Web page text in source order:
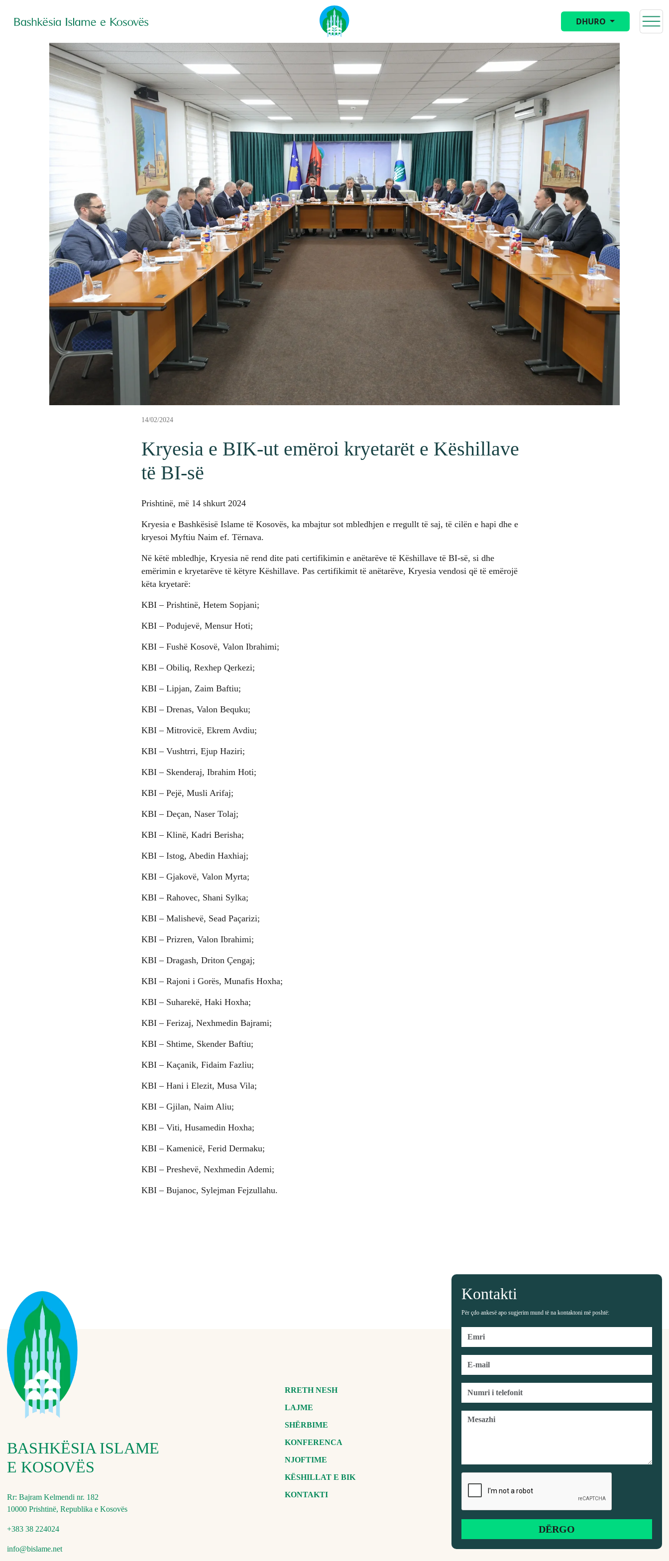
DHURO
14/02/2024
Kryesia e BIK-ut emëroi kryetarët e Këshillave
të BI-së
Prishtinë, më 14 shkurt 2024
Kryesia e Bashkësisë Islame të Kosovës, ka mbajtur sot mbledhjen e rregullt të saj, të cilën e hapi dhe e
kryesoi Myftiu Naim ef. Tërnava.
Në këtë mbledhje, Kryesia në rend dite pati certifikimin e anëtarëve të Këshillave të BI-së, si dhe
emërimin e kryetarëve të këtyre Këshillave. Pas certifikimit të anëtarëve, Kryesia vendosi që të emërojë
këta kryetarë:
KBI – Prishtinë, Hetem Sopjani;
KBI – Podujevë, Mensur Hoti;
KBI – Fushë Kosovë, Valon Ibrahimi;
KBI – Obiliq, Rexhep Qerkezi;
KBI – Lipjan, Zaim Baftiu;
KBI – Drenas, Valon Bequku;
KBI – Mitrovicë, Ekrem Avdiu;
KBI – Vushtrri, Ejup Haziri;
KBI – Skenderaj, Ibrahim Hoti;
KBI – Pejë, Musli Arifaj;
KBI – Deçan, Naser Tolaj;
KBI – Klinë, Kadri Berisha;
KBI – Istog, Abedin Haxhiaj;
KBI – Gjakovë, Valon Myrta;
KBI – Rahovec, Shani Sylka;
KBI – Malishevë, Sead Paçarizi;
KBI – Prizren, Valon Ibrahimi;
KBI – Dragash, Driton Çengaj;
KBI – Rajoni i Gorës, Munafis Hoxha;
KBI – Suharekë, Haki Hoxha;
KBI – Ferizaj, Nexhmedin Bajrami;
KBI – Shtime, Skender Baftiu;
KBI – Kaçanik, Fidaim Fazliu;
KBI – Hani i Elezit, Musa Vila;
KBI – Gjilan, Naim Aliu;
KBI – Viti, Husamedin Hoxha;
KBI – Kamenicë, Ferid Dermaku;
KBI – Preshevë, Nexhmedin Ademi;
KBI – Bujanoc, Sylejman Fejzullahu.
BASHKËSIA ISLAME
E KOSOVËS
Rr: Bajram Kelmendi nr. 182
10000 Prishtinë, Republika e Kosovës
+383 38 224024
info@bislame.net
RRETH NESH
LAJME
SHËRBIME
KONFERENCA
NJOFTIME
KËSHILLAT E BIK
KONTAKTI
Kontakti
Për çdo ankesë apo sugjerim mund të na kontaktoni më poshtë: